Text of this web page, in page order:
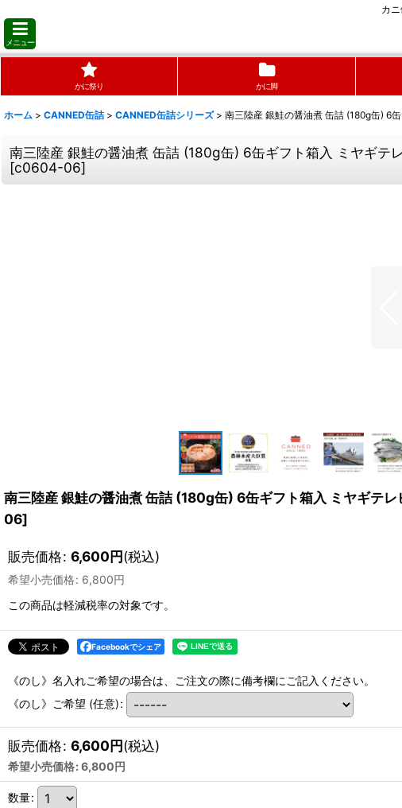
カ
メニュー
かに祭り かに脚
ホーム > CANNED缶詰 > CANNED缶詰シリーズ > 南三陸産 銀鮭の醤油煮 缶詰 (180g缶) 6
南三陸産 銀鮭の醤油煮 缶詰 (180g缶) 6缶ギフト箱入 ミヤギテ
[c0604-06]
南三陸産 銀鮭の醤油煮 缶詰 (180g缶) 6缶ギフト箱入 ミヤギテ
06]
販売価格: 6,600円(税込)
希望小売価格: 6,800円
この商品は軽減税率の対象です。
Facebookでシェア
《のし》名入れご希望の場合は、ご注文の際に備考欄にご記入ください。
《のし》ご希望 (任意):
販売価格: 6,600円(税込)
希望小売価格:6,800円
数量: